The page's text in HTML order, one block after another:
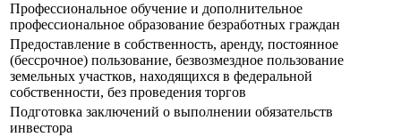
Профессиональное обучение и дополнительное
профессиональное образование безработных граждан
Предоставление в собственность, аренду, постоянное
(бессрочное) пользование, безвозмездное пользование
земельных участков, находящихся в федеральной
собственности, без проведения торгов
Подготовка заключений о выполнении обязательств
инвестора